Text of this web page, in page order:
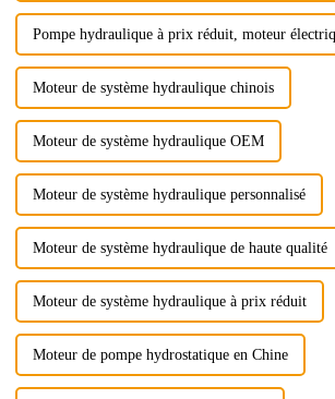
Pompe hydraulique à prix réduit, moteur
Moteur de système hydraulique chinois
Moteur de système hydraulique OEM
Moteur de système hydraulique personnalisé
Moteur de système hydraulique de haute qualité
Moteur de système hydraulique à prix réduit
Moteur de pompe hydrostatique en Chine